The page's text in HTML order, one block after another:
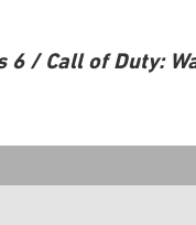
6 / Call of Duty: